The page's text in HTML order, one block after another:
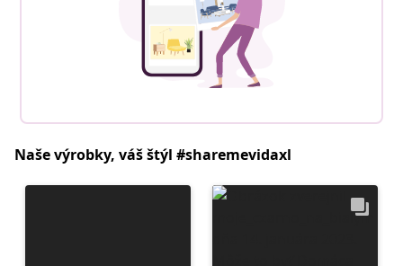
Naše výrobky, váš štýl #sharemevidaxl